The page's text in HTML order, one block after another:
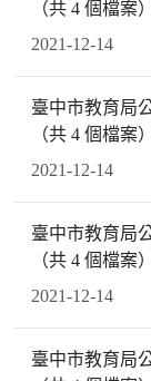
（共 4 個檔案）
2021-12-14
臺中市教育局
（共 4 個檔案）
2021-12-14
臺中市教育局
（共 4 個檔案）
2021-12-14
臺中市教育局